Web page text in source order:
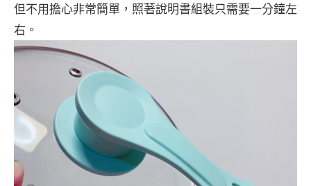
但不用擔心非常簡單，照著說明書組裝只需要一分鐘左
右。